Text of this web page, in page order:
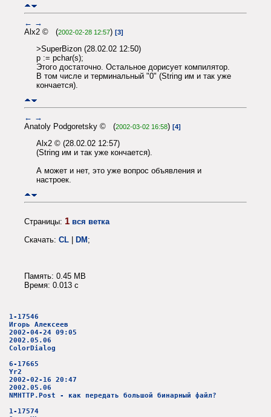
← →
Alx2 © (2002-02-28 12:57) [3]
>SuperBizon (28.02.02 12:50)
p := pchar(s);
Этого достаточно. Остальное дорисует компилятор.
В том числе и терминальный "0" (String им и так уже
кончается).
← →
Anatoly Podgoretsky © (2002-03-02 16:58) [4]
Alx2 © (28.02.02 12:57)
(String им и так уже кончается).
А может и нет, это уже вопрос объявления и
настроек.
Страницы: 1 вся ветка
Скачать: CL | DM;
Память: 0.45 MB
Время: 0.013 c
1-17546
Игорь Алексеев
2002-04-24 09:05
2002.05.06
ColorDialog
6-17665
Yr2
2002-02-16 20:47
2002.05.06
NMHTTP.Post - как передать большой бинарный файл?
1-17574